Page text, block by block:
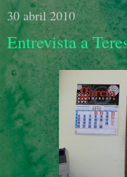
30 abril 2010
Entrevista a